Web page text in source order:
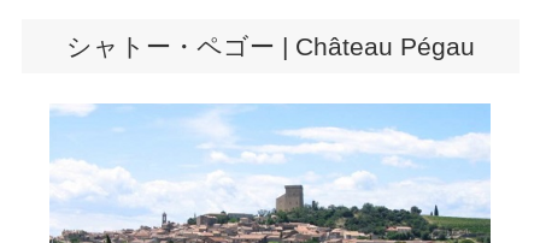
シャトー・ペゴー | Château Pégau